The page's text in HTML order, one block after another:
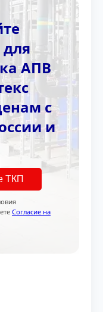
АПВ
с
и
ТКП
Согласие на